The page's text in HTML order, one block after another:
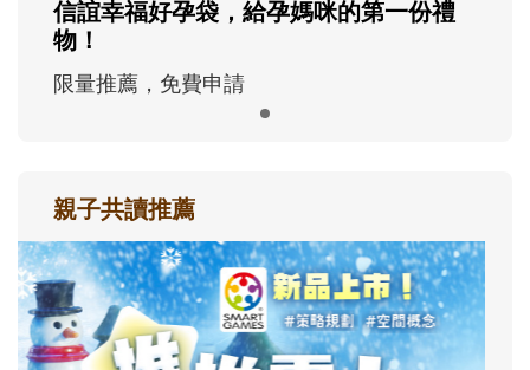
信誼幸福好孕袋，給孕媽咪的第一份禮
物！
限量推薦，免費申請
親子共讀推薦